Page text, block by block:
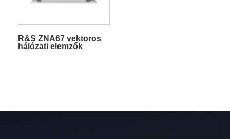
R&S ZNA67 vektoros
hálózati elemzők